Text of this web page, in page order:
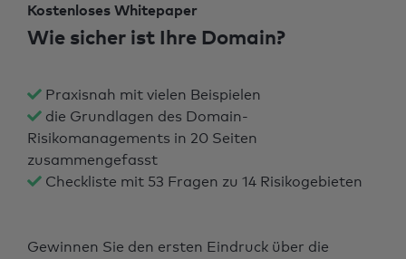
Kostenloses Whitepaper
Wie sicher ist Ihre Domain?
Praxisnah mit vielen Beispielen
die Grundlagen des Domain-
Risikomanagements in 20 Seiten
zusammengefasst
Checkliste mit 53 Fragen zu 14 Risikogebieten
Gewinnen Sie den ersten Eindruck über die